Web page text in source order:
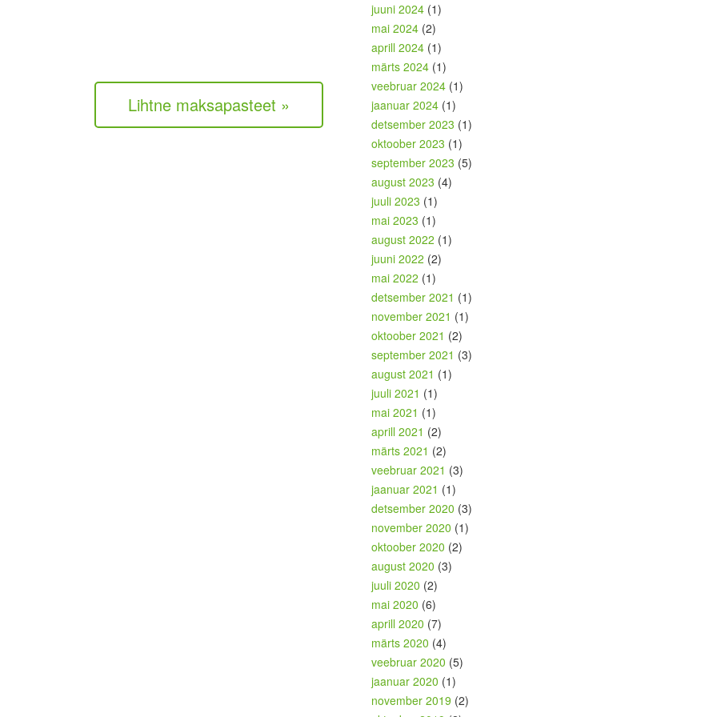
Lihtne maksapasteet »
juuni 2024 (1)
mai 2024 (2)
aprill 2024 (1)
märts 2024 (1)
veebruar 2024 (1)
jaanuar 2024 (1)
detsember 2023 (1)
oktoober 2023 (1)
september 2023 (5)
august 2023 (4)
juuli 2023 (1)
mai 2023 (1)
august 2022 (1)
juuni 2022 (2)
mai 2022 (1)
detsember 2021 (1)
november 2021 (1)
oktoober 2021 (2)
september 2021 (3)
august 2021 (1)
juuli 2021 (1)
mai 2021 (1)
aprill 2021 (2)
märts 2021 (2)
veebruar 2021 (3)
jaanuar 2021 (1)
detsember 2020 (3)
november 2020 (1)
oktoober 2020 (2)
august 2020 (3)
juuli 2020 (2)
mai 2020 (6)
aprill 2020 (7)
märts 2020 (4)
veebruar 2020 (5)
jaanuar 2020 (1)
november 2019 (2)